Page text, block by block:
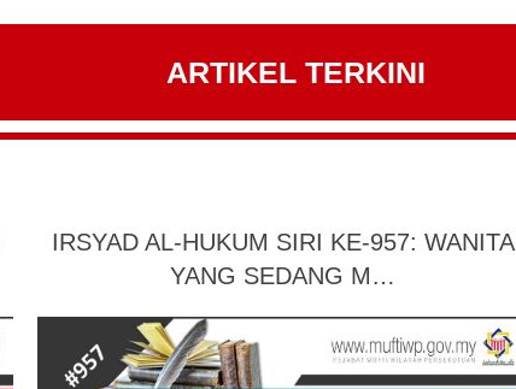
ARTIKEL TERKINI
IRSYAD AL-HUKUM SIRI KE-957: WANITA
YANG SEDANG M…